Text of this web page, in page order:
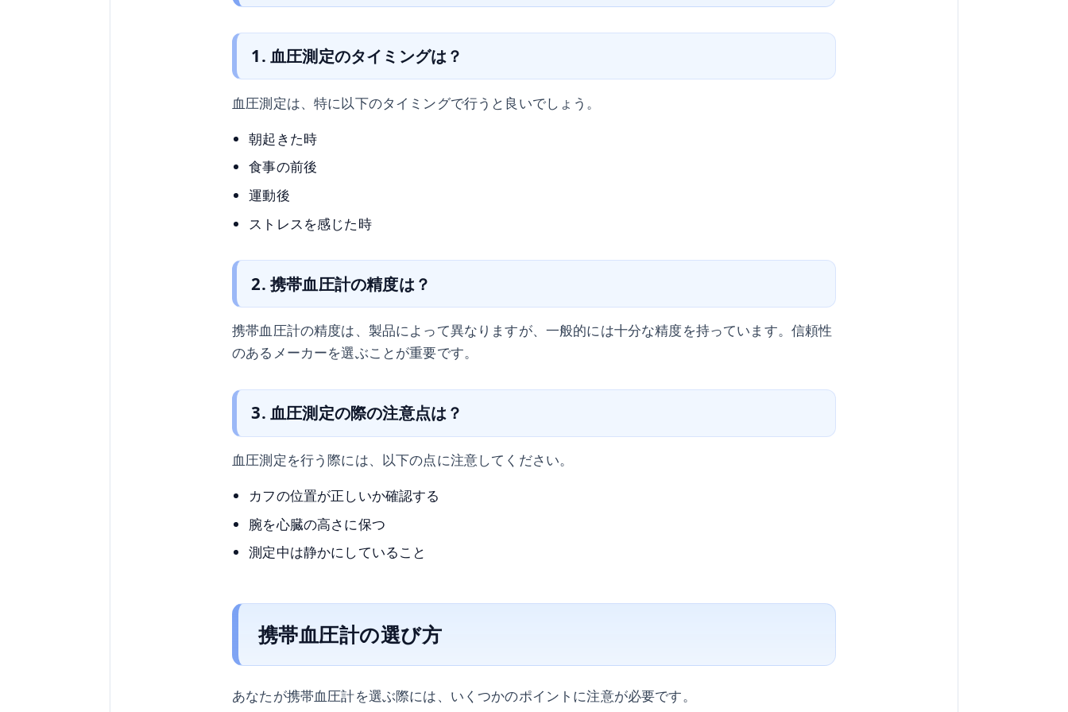
1. 血圧測定のタイミングは？
血圧測定は、特に以下のタイミングで行うと良いでしょう。
朝起きた時
食事の前後
運動後
ストレスを感じた時
2. 携帯血圧計の精度は？
携帯血圧計の精度は、製品によって異なりますが、一般的には十分な精度を持っています。信頼性
のあるメーカーを選ぶことが重要です。
3. 血圧測定の際の注意点は？
血圧測定を行う際には、以下の点に注意してください。
カフの位置が正しいか確認する
腕を心臓の高さに保つ
測定中は静かにしていること
携帯血圧計の選び方
あなたが携帯血圧計を選ぶ際には、いくつかのポイントに注意が必要です。